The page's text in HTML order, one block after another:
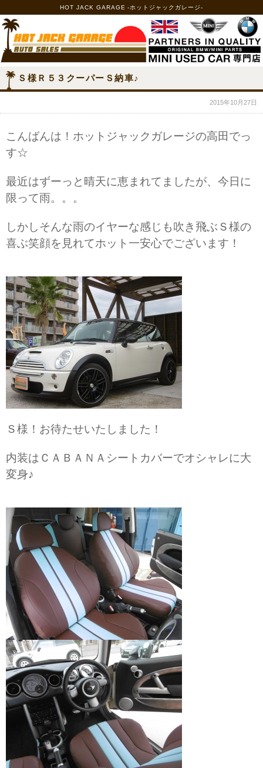
HOT JACK GARAGE -ホットジャックガレージ-
Ｓ様Ｒ５３クーパーＳ納車♪
2015年10月27日
こんばんは！ホットジャックガレージの高田でっ
す☆
最近はずーっと晴天に恵まれてましたが、今日に
限って雨。。。
しかしそんな雨のイヤーな感じも吹き飛ぶＳ様の
喜ぶ笑顔を見れてホット一安心でございます！
Ｓ様！お待たせいたしました！
内装はＣＡＢＡＮＡシートカバーでオシャレに大
変身♪